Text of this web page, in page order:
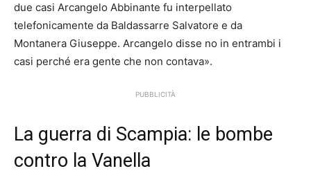
due casi Arcangelo Abbinante fu interpellato
telefonicamente da Baldassarre Salvatore e da
Montanera Giuseppe. Arcangelo disse no in entrambi i
casi perché era gente che non contava».
PUBBLICITÀ
La guerra di Scampia: le bombe
contro la Vanella